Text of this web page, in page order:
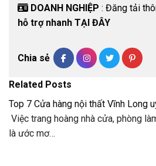
DOANH NGHIỆP : Đăng tải
hỗ trợ nhanh TẠI ĐÂY
Chia sẻ
Related Posts
Top 7 Cửa hàng nội thất Vĩnh Long
Việc trang hoàng nhà cửa, phòng
là ước mơ…